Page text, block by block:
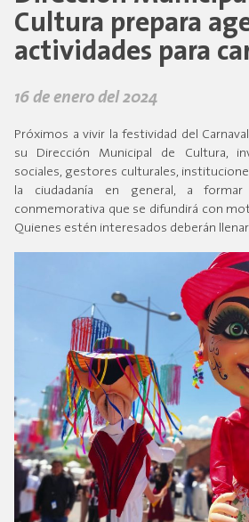
Cultura prepara
actividades para
16 de enero del 2024
Próximos a vivir la festividad del
su Dirección Municipal de Cultura,
sociales, gestores culturales,
la ciudadanía en general, a
conmemorativa que se difundirá con
Quienes estén interesados deberán